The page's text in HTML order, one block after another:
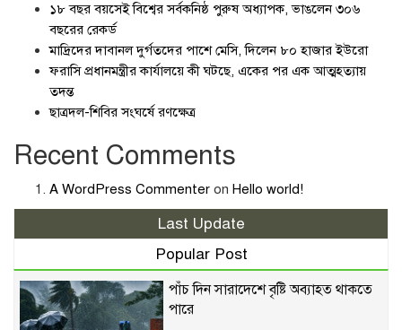
১৮ বছর বয়সেই বিশ্বের সর্বকনিষ্ঠ পুরুষ অধ্যাপক, ভাঙলেন ৩০৬
বছরের রেকর্ড
মাদ্রিদের দাবানল দুর্গতদের পাশে মেসি, দিলেন ৮০ হাজার ইউরো
ফরাসি প্রধানমন্ত্রীর কার্যালয়ে কী ঘটছে, একের পর এক আত্মহত্যায়
তদন্ত
ছাত্রদল-শিবির সংঘর্ষে রণক্ষেত্র
Recent Comments
A WordPress Commenter on Hello world!
Last Update
Popular Post
পাঁচ দিন সারাদেশে বৃষ্টি অব্যাহত থাকতে
পারে